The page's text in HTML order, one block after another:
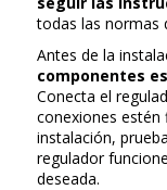
todas las normas
Antes de la
componentes
Conecta el
conexiones estén
instalación,
regulador
deseada.